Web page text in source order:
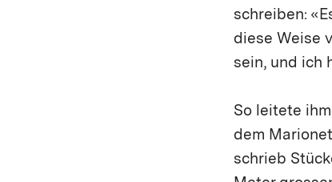
schreiben:
diese Weise
sein, und ich
So leitete
dem
schrieb